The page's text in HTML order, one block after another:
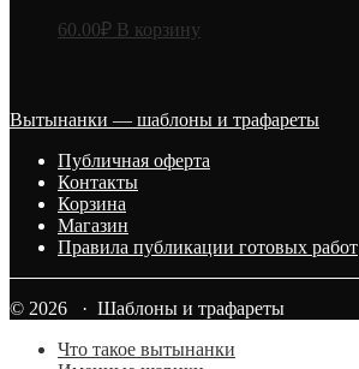
60.00₽ В корзину
Вытынанки — шаблоны и трафареты
Публичная оферта
Контакты
Корзина
Магазин
Правила публикации готовых работ
© 2026 · Шаблоны и трафареты
Что такое вытынанки